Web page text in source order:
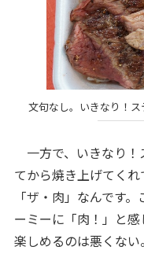
文句なし。いきなり！ス
一方で、いきなり！
てから焼き上げてくれ
「ザ・肉」なんです
ーミーに「肉！」と
楽しめるのは悪くない。